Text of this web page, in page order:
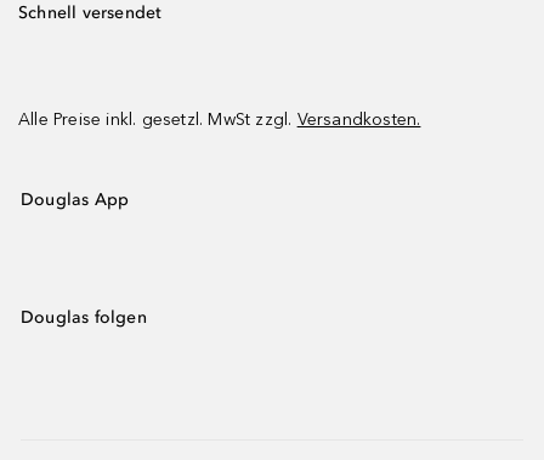
Schnell versendet
Alle Preise inkl. gesetzl. MwSt zzgl. Versandkosten.
Douglas App
Douglas folgen